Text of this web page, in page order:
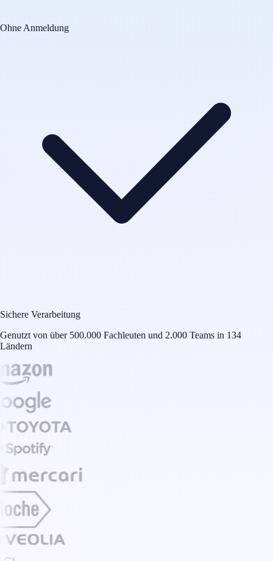
Ohne Anmeldung
Sichere Verarbeitung
Genutzt von über 500.000 Fachleuten und 2.000 Teams in 134
Ländern